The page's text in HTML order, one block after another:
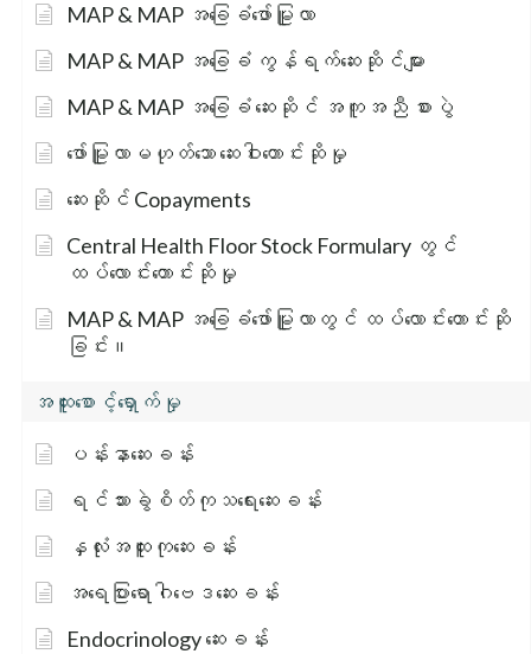
MAP & MAP အခြေခံဖော်မြူလာ
MAP & MAP အခြေခံ ကွန်ရက်ဆေးဆိုင်များ
MAP & MAP အခြေခံ ဆေးဆိုင် အကူအညီ စားပွဲ
ဖော်မြူလာမဟုတ်သော ဆေးဝါးတောင်းဆိုမှု
ဆေးဆိုင် Copayments
Central Health Floor Stock Formulary တွင်
ထပ်လောင်းတောင်းဆိုမှု
MAP & MAP အခြေခံဖော်မြူလာတွင် ထပ်လောင်းတောင်းဆို
ခြင်း။
အထူးစောင့်ရှောက်မှု
ပန်းနာဆေးခန်း
ရင်သားခွဲစိတ်ကုသရေးဆေးခန်း
နှလုံးအထူးကုဆေးခန်း
အရေပြားရောဂါဗေဒဆေးခန်း
Endocrinology ဆေးခန်း